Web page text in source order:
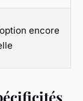
encore